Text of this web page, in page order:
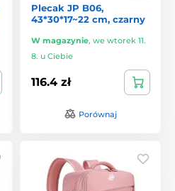
Plecak JP B06,
43*30*17~22 cm, czarny
W magazynie, we wtorek 11.
8. u Ciebie
116.4 zł
Porównaj